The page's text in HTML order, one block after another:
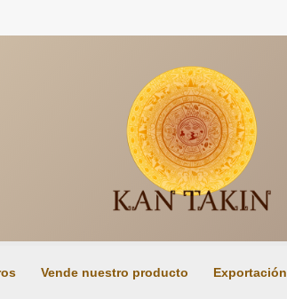
Vende nuestro producto Exportación